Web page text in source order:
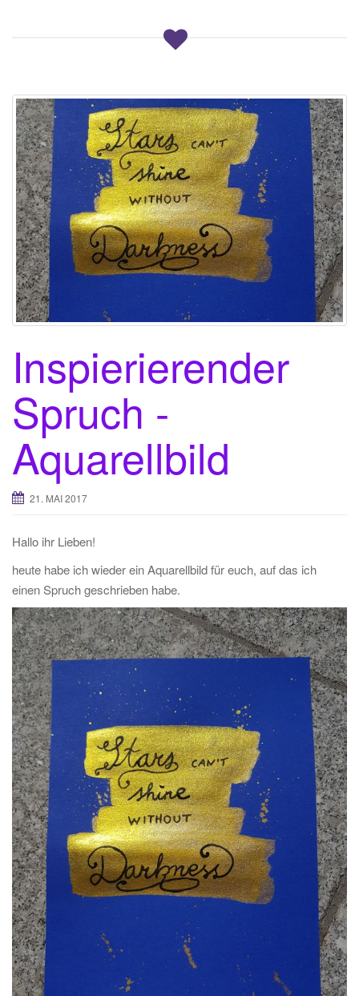
Inspierierender
Spruch -
Aquarellbild
21. MAI 2017
Hallo ihr Lieben!
heute habe ich wieder ein Aquarellbild für euch, auf das ich
einen Spruch geschrieben habe.